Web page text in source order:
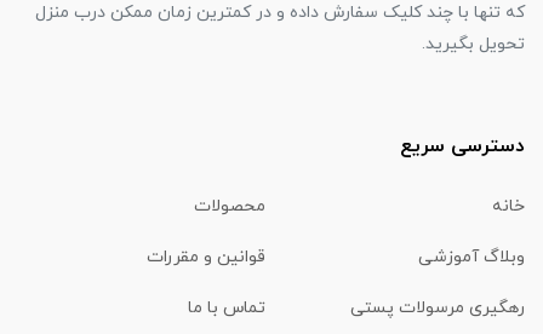
که تنها با چند کلیک سفارش داده و در کمترین زمان ممکن درب منزل
تحویل بگیرید.
دسترسی سریع
خانه محصولات
وبلاگ آموزشی قوانین و مقررات
رهگیری مرسولات پستی تماس با ما